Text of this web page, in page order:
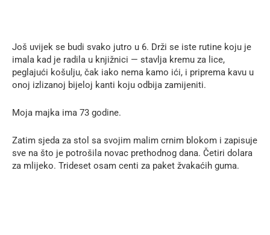
Još uvijek se budi svako jutro u 6. Drži se iste rutine koju je
imala kad je radila u knjižnici — stavlja kremu za lice,
peglajući košulju, čak iako nema kamo ići, i priprema kavu u
onoj izlizanoj bijeloj kanti koju odbija zamijeniti.
Moja majka ima 73 godine.
Zatim sjeda za stol sa svojim malim crnim blokom i zapisuje
sve na što je potrošila novac prethodnog dana. Četiri dolara
za mlijeko. Trideset osam centi za paket žvakaćih guma.